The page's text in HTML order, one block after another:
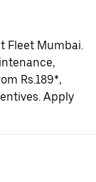
Fleet Mumbai.
Rs.189*,
Apply